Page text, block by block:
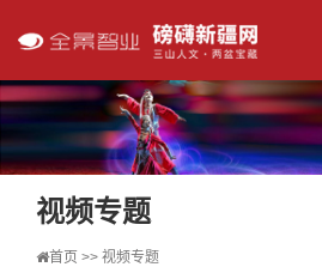
视频专题
首页 >> 视频专题